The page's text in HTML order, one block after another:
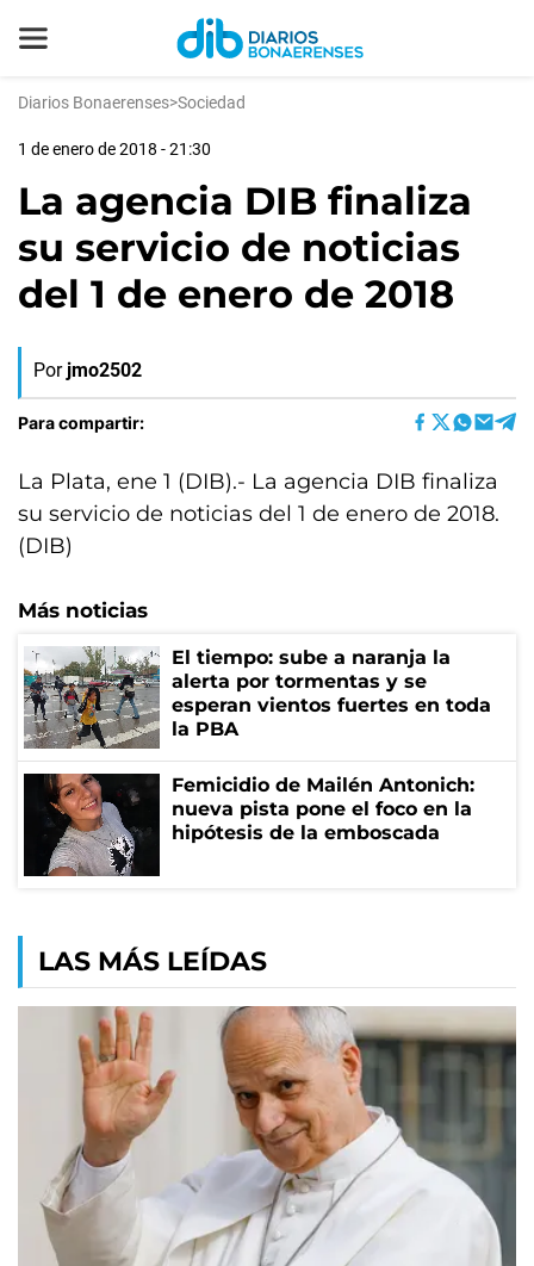
Diarios Bonaerenses>Sociedad
1 de enero de 2018 - 21:30
La agencia DIB finaliza
su servicio de noticias
del 1 de enero de 2018
Por jmo2502
Para compartir:
La Plata, ene 1 (DIB).- La agencia DIB finaliza
su servicio de noticias del 1 de enero de 2018.
(DIB)
Más noticias
El tiempo: sube a naranja la
alerta por tormentas y se
esperan vientos fuertes en toda
la PBA
Femicidio de Mailén Antonich:
nueva pista pone el foco en la
hipótesis de la emboscada
LAS MÁS LEÍDAS